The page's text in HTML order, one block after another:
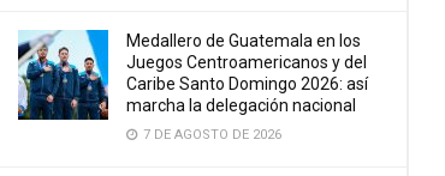
Medallero de Guatemala en los
Juegos Centroamericanos y del
Caribe Santo Domingo 2026: así
marcha la delegación nacional
7 DE AGOSTO DE 2026